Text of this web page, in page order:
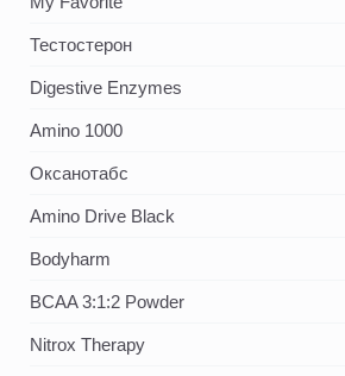
Тестостерон
Digestive Enzymes
Amino 1000
Оксанотабс
Amino Drive Black
Bodyharm
BCAA 3:1:2 Powder
Nitrox Therapy